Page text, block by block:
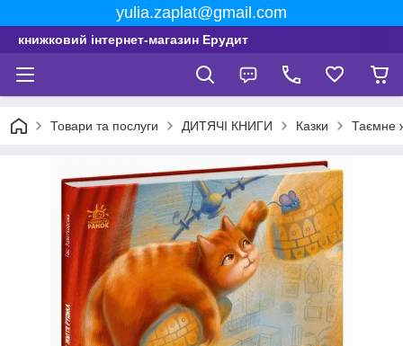
yulia.zaplat@gmail.com
книжковий інтернет-магазин Ерудит
Товари та послуги ДИТЯЧІ КНИГИ Казки Таємне